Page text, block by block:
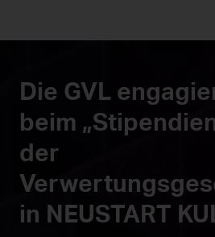
Die GVL
beim
der
in NEUSTART